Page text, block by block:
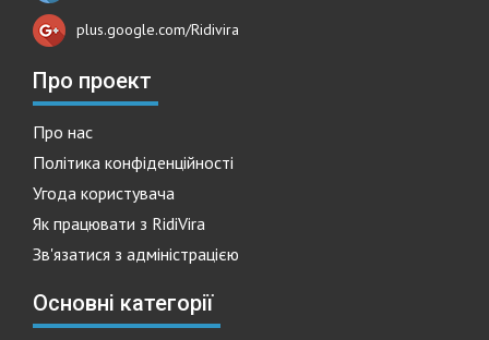
plus.google.com/Ridivira
Про проект
Про нас
Політика конфіденційності
Угода користувача
Як працювати з RidiVira
Зв'язатися з адміністрацією
Основні категорії